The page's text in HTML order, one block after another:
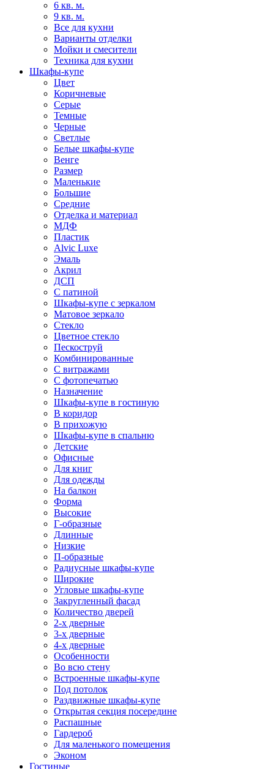
6 кв. м.
9 кв. м.
Все для кухни
Варианты отделки
Мойки и смесители
Техника для кухни
Шкафы-купе
Цвет
Коричневые
Серые
Темные
Черные
Светлые
Белые шкафы-купе
Венге
Размер
Маленькие
Большие
Средние
Отделка и материал
МДФ
Пластик
Alvic Luxe
Эмаль
Акрил
ДСП
С патиной
Шкафы-купе с зеркалом
Матовое зеркало
Стекло
Цветное стекло
Пескоструй
Комбинированные
С витражами
С фотопечатью
Назначение
Шкафы-купе в гостиную
В коридор
В прихожую
Шкафы-купе в спальню
Детские
Офисные
Для книг
Для одежды
На балкон
Форма
Высокие
Г-образные
Длинные
Низкие
П-образные
Радиусные шкафы-купе
Широкие
Угловые шкафы-купе
Закругленный фасад
Количество дверей
2-х дверные
3-х дверные
4-х дверные
Особенности
Во всю стену
Встроенные шкафы-купе
Под потолок
Раздвижные шкафы-купе
Открытая секция посередине
Распашные
Гардероб
Для маленького помещения
Эконом
Гостиные